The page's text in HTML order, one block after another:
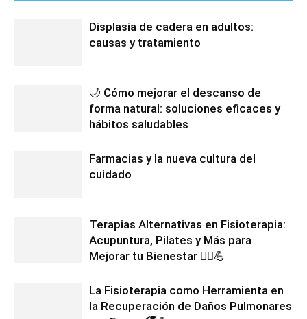
Displasia de cadera en adultos:
causas y tratamiento
🌙 Cómo mejorar el descanso de
forma natural: soluciones eficaces y
hábitos saludables
Farmacias y la nueva cultura del
cuidado
Terapias Alternativas en Fisioterapia:
Acupuntura, Pilates y Más para
Mejorar tu Bienestar 💆‍♂️💪
La Fisioterapia como Herramienta en
la Recuperación de Daños Pulmonares